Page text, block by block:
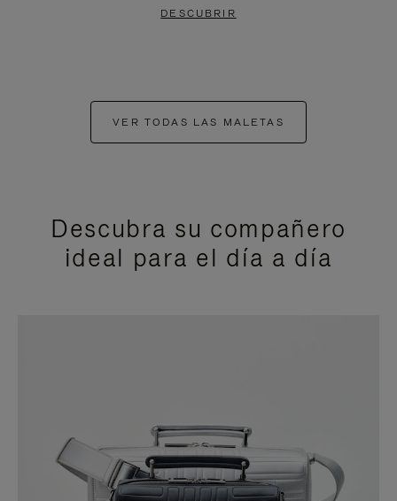
DESCUBRIR
VER TODAS LAS MALETAS
Descubra su compañero
ideal para el día a día